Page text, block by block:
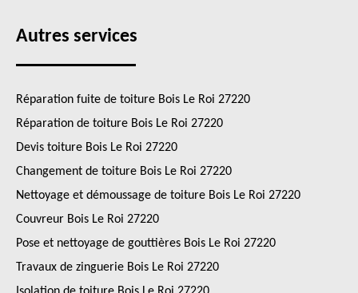
Autres services
Réparation fuite de toiture Bois Le Roi 27220
Réparation de toiture Bois Le Roi 27220
Devis toiture Bois Le Roi 27220
Changement de toiture Bois Le Roi 27220
Nettoyage et démoussage de toiture Bois Le Roi 27220
Couvreur Bois Le Roi 27220
Pose et nettoyage de gouttières Bois Le Roi 27220
Travaux de zinguerie Bois Le Roi 27220